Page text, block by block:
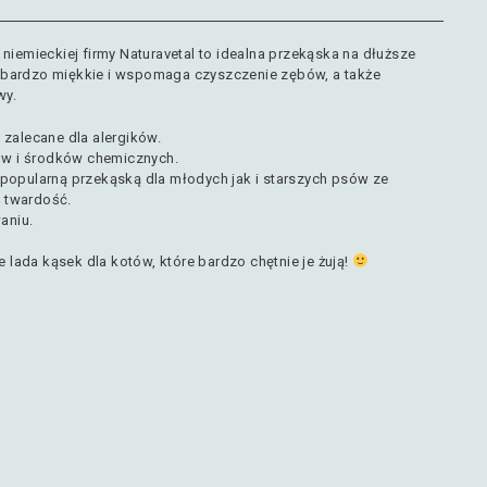
firmy Naturavetal to idealna przekąska na dłuższe
miękkie i wspomaga czyszczenie zębów, a także
dla alergików.
i środków chemicznych.
przekąską dla młodych jak i starszych psów ze
lada kąsek dla kotów, które bardzo chętnie je żują!